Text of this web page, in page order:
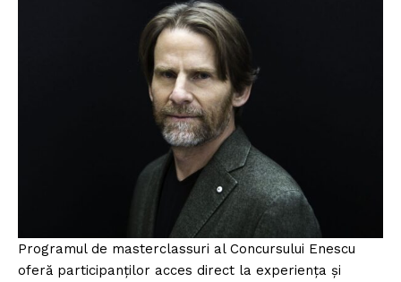
Programul de masterclassuri al Concursului Enescu
oferă participanților acces direct la experiența și